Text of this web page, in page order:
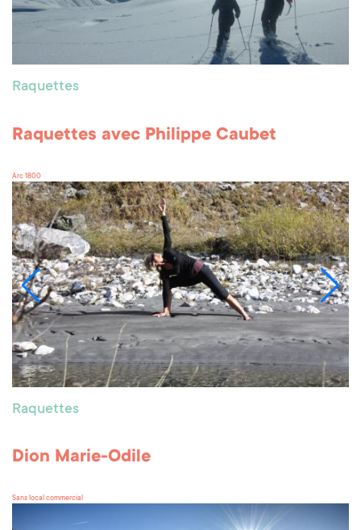
Raquettes
Raquettes avec Philippe Caubet
Arc 1800
Raquettes
Dion Marie-Odile
Sans local commercial